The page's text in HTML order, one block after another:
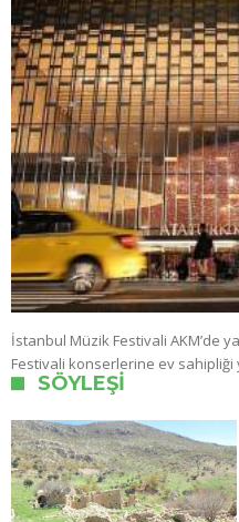
İstanbul Müzik Festivali AKM’de
Festivali konserlerine ev
SÖYLEŞI